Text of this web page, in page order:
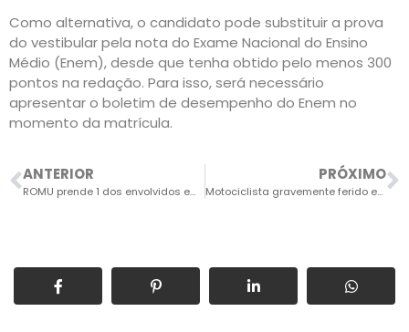
Como alternativa, o candidato pode substituir a prova
do vestibular pela nota do Exame Nacional do Ensino
Médio (Enem), desde que tenha obtido pelo menos 300
pontos na redação. Para isso, será necessário
apresentar o boletim de desempenho do Enem no
momento da matrícula.
ANTERIOR
ROMU prende 1 dos envolvidos em roubo a condomínio e sequestro-relâmpago
PRÓXIMO
Motociclista gravemente ferido em colisão com carro, que atinge poste na tentativa de motorista desviar